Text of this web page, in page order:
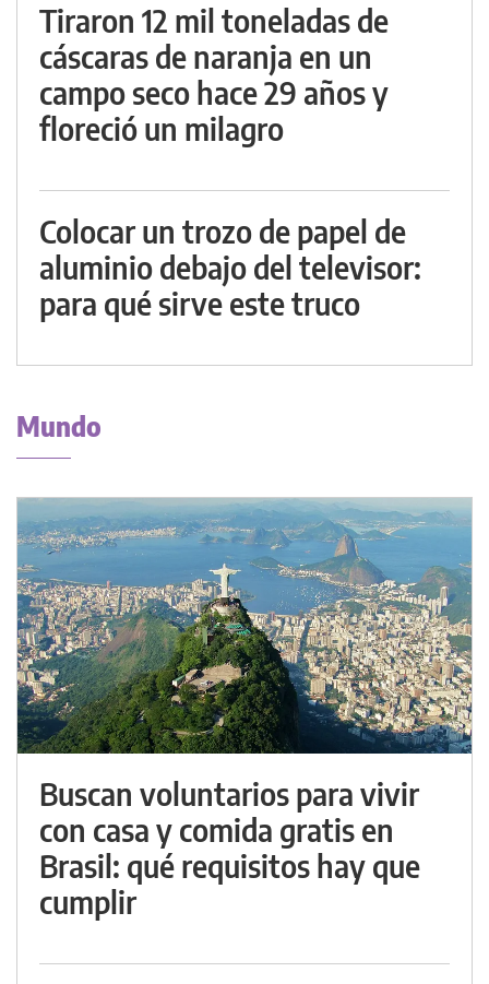
Tiraron 12 mil toneladas de
cáscaras de naranja en un
campo seco hace 29 años y
floreció un milagro
Colocar un trozo de papel de
aluminio debajo del televisor:
para qué sirve este truco
Mundo
Buscan voluntarios para vivir
con casa y comida gratis en
Brasil: qué requisitos hay que
cumplir